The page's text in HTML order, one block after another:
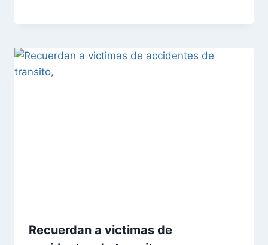
Recuerdan a victimas de